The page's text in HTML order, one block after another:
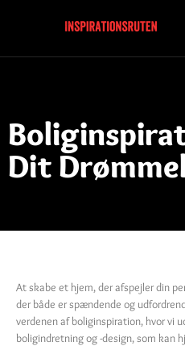
Dit
At skabe et hjem, der afspejler din
der både er spændende og
verdenen af boliginspiration, hvor vi
boligindretning og -design, som kan